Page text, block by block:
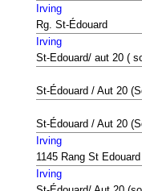
Irving
Rg. St-Édouard
Irving
St-Edouard/ aut 20 (
St-Édouard / Aut 20
St-Édouard / Aut 20
Irving
1145 Rang St
Irving